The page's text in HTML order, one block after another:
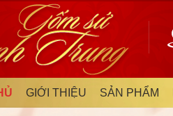
GIỚI THIỆU SẢN PHẨM